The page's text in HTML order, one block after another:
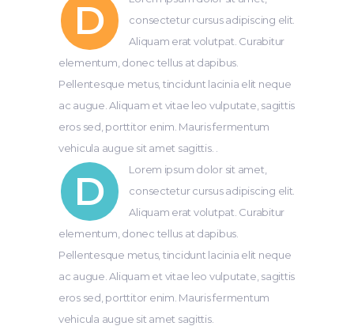
D
consectetur cursus adipiscing elit.
Aliquam erat volutpat. Curabitur
elementum, donec tellus at dapibus.
Pellentesque metus, tincidunt lacinia elit neque
ac augue. Aliquam et vitae leo vulputate, sagittis
eros sed, porttitor enim. Mauris fermentum
vehicula augue sit amet sagittis. .
D
Lorem ipsum dolor sit amet,
consectetur cursus adipiscing elit.
Aliquam erat volutpat. Curabitur
elementum, donec tellus at dapibus.
Pellentesque metus, tincidunt lacinia elit neque
ac augue. Aliquam et vitae leo vulputate, sagittis
eros sed, porttitor enim. Mauris fermentum
vehicula augue sit amet sagittis.